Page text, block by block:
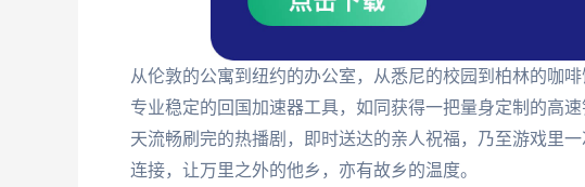
从伦敦的公寓到纽约的办公室，从悉尼的校园到柏林的咖
专业稳定的回国加速器工具，如同获得一把量身定制的高
天流畅刷完的热播剧，即时送达的亲人祝福，乃至游戏里
连接，让万里之外的他乡，亦有故乡的温度。